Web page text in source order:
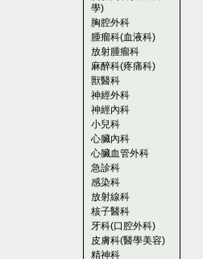
學)
胸腔外科
腫瘤科(血液科)
放射腫瘤科
麻醉科(疼痛科)
獸醫科
神經外科
神經內科
小兒科
心臟內科
心臟血管外科
急診科
感染科
放射線科
核子醫科
牙科(口腔外科)
皮膚科(醫學美容)
精神科